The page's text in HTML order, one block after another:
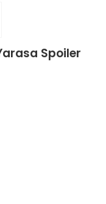
Spoiler